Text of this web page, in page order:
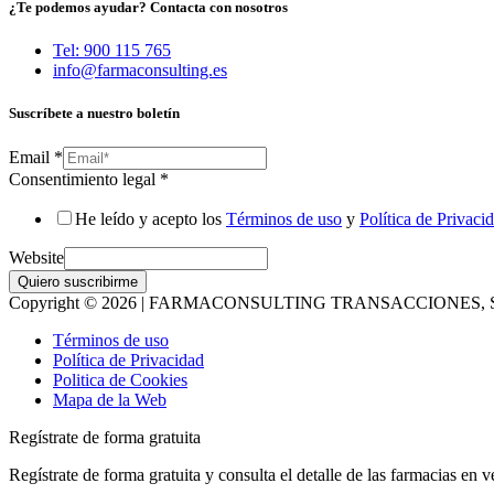
¿Te podemos ayudar? Contacta con nosotros
Tel: 900 115 765
info@farmaconsulting.es
Suscríbete a nuestro boletín
Email *
Consentimiento legal *
He leído y acepto los Términos de uso y Política de
Website
Quiero suscribirme
Copyright © 2026 | FARMACONSULTING TRANSACCIONES,
Términos de uso
Política de Privacidad
Politica de Cookies
Mapa de la Web
Regístrate de forma gratuita
Regístrate de forma gratuita y consulta el detalle de las farmacias en